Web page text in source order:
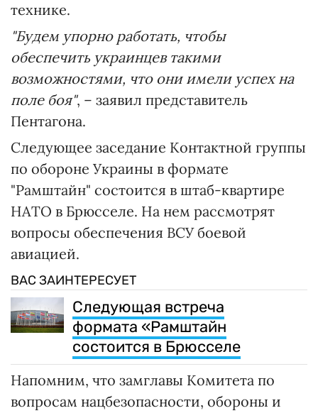
технике.
"Будем упорно работать, чтобы
обеспечить украинцев такими
возможностями, что они имели успех на
поле боя", – заявил представитель
Пентагона.
Следующее заседание Контактной группы
по обороне Украины в формате
"Рамштайн" состоится в штаб-квартире
НАТО в Брюсселе. На нем рассмотрят
вопросы обеспечения ВСУ боевой
авиацией.
ВАС ЗАИНТЕРЕСУЕТ
Следующая встреча
формата «Рамштайн
состоится в Брюсселе
Напомним, что замглавы Комитета по
вопросам нацбезопасности, обороны и